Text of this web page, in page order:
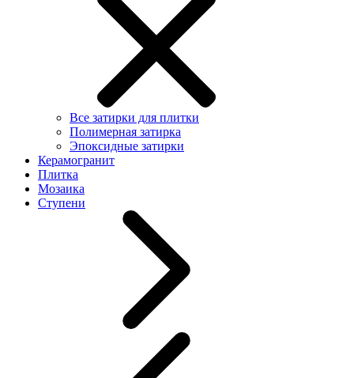
Все затирки для плитки
Полимерная затирка
Эпоксидные затирки
Керамогранит
Плитка
Мозаика
Ступени